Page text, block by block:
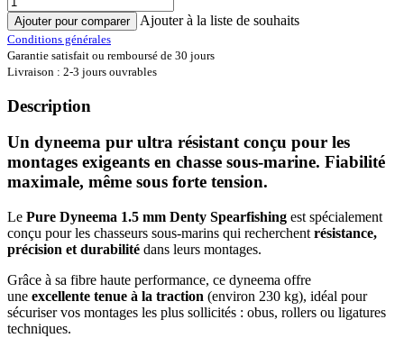
Ajouter pour comparer Ajouter à la liste de souhaits
Conditions générales
Garantie satisfait ou remboursé de 30 jours
Livraison : 2-3 jours ouvrables
Description
Un dyneema pur ultra résistant conçu pour les
montages exigeants en chasse sous-marine. Fiabilité
maximale, même sous forte tension.
Le Pure Dyneema 1.5 mm Denty Spearfishing est spécialement
conçu pour les chasseurs sous-marins qui recherchent résistance,
précision et durabilité dans leurs montages.
Grâce à sa fibre haute performance, ce dyneema offre
une excellente tenue à la traction (environ 230 kg), idéal pour
sécuriser vos montages les plus sollicités : obus, rollers ou ligatures
techniques.